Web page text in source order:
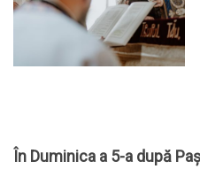
În Duminica a 5-a după